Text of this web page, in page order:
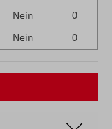
Nein
0
Nein 0